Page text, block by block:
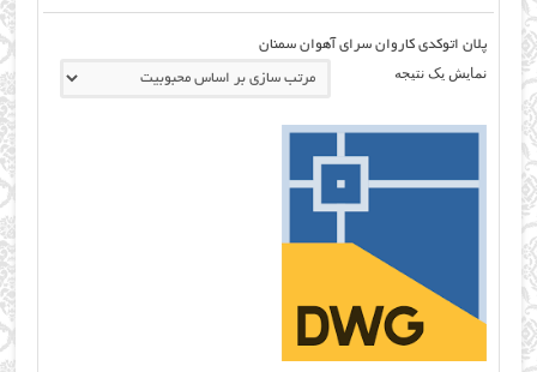
پلان اتوکدی کاروان سرای آهوان سمنان
نمایش یک نتیجه